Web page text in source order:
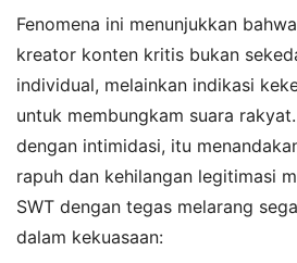
Fenomena ini menunjukkan
kreator konten kritis bukan
individual, melainkan indikasi
untuk membungkam suara
dengan intimidasi, itu
rapuh dan kehilangan legitimasi
SWT dengan tegas melarang
dalam kekuasaan: